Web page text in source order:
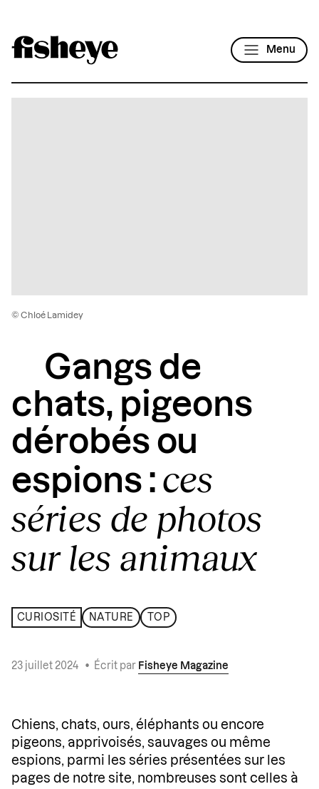
Menu
Gangs de
chats, pigeons
dérobés ou
espions : ces
séries de photos
sur les animaux
CURIOSITÉ NATURE TOP
23 juillet 2024 • Écrit par Fisheye Magazine
© Chloé Lamidey
Chiens, chats, ours, éléphants ou encore
pigeons, apprivoisés, sauvages ou même
espions, parmi les séries présentées sur les
pages de notre site, nombreuses sont celles à